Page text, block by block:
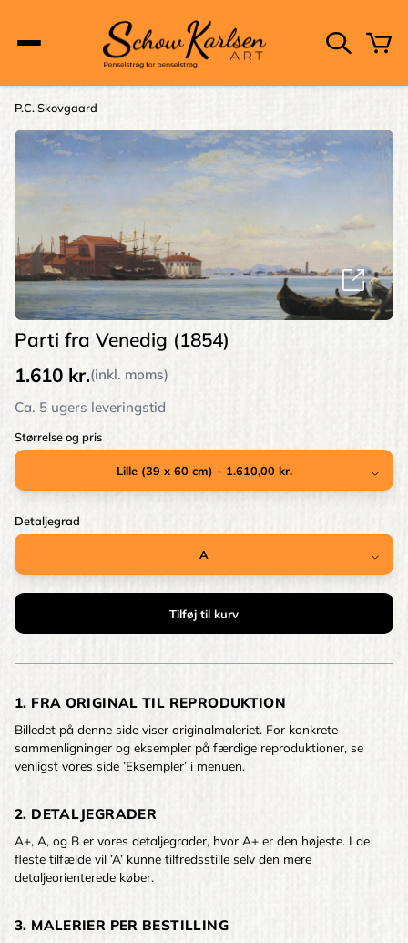
navigation
Brødkrumme
P.C. Skovgaard
Parti fra Venedig (1854)
1.610 kr.(inkl. moms)
Ca. 5 ugers leveringstid
Størrelse og pris
Detaljegrad
1. FRA ORIGINAL TIL REPRODUKTION
Billedet på denne side viser originalmaleriet. For konkrete
sammenligninger og eksempler på færdige reproduktioner, se
venligst vores side ’Eksempler’ i menuen.
2. DETALJEGRADER
A+, A, og B er vores detaljegrader, hvor A+ er den højeste. I de
fleste tilfælde vil ’A’ kunne tilfredsstille selv den mere
detaljeorienterede køber.
3. MALERIER PER BESTILLING